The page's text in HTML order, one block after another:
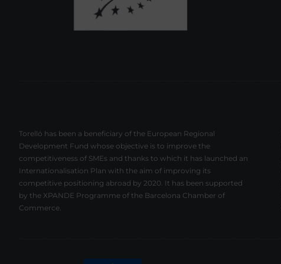
Torelló has been a beneficiary of the European Regional
Development Fund whose objective is to improve the
competitiveness of SMEs and thanks to which it has launched an
Internationalisation Plan with the aim of improving its
competitive positioning abroad by 2020. It has been supported
by the XPANDE Programme of the Barcelona Chamber of
Commerce.